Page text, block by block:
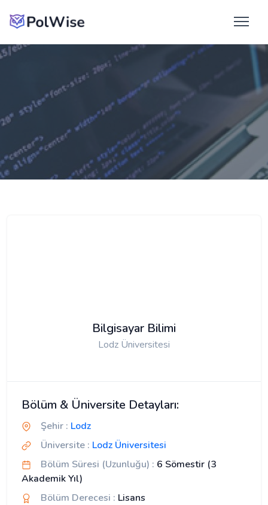
Bilgisayar Bilimi
Lodz Üniversitesi
Bölüm & Üniversite Detayları:
Şehir : Lodz
Üniversite : Lodz Üniversitesi
Bölüm Süresi (Uzunluğu) : 6 Sömestir (3
Akademik Yıl)
Bölüm Derecesi : Lisans